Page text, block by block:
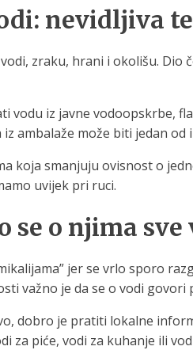
nevidljiva
zraku, hrani i okolišu. Dio
vodu iz javne vodoopskrbe,
ambalaže može biti jedan od
koja smanjuju ovisnost o
uvijek pri ruci.
se o njima
jer se vrlo sporo
važno je da se o vodi
dobro je pratiti lokalne
za piće, vodi za kuhanje ili